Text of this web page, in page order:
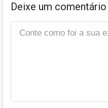
Deixe um comentário